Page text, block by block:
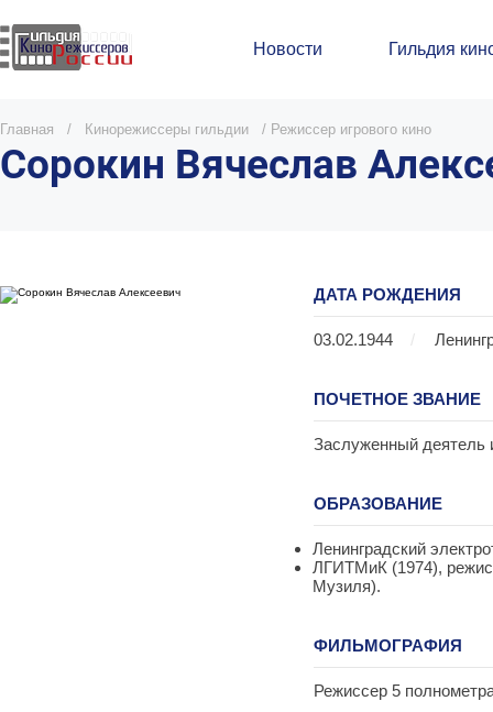
Новости Гильдия
Главная / Кинорежиссеры гильдии / Режиссер игрового кино
Сорокин Вячеслав
ДАТА РОЖДЕНИЯ
03.02.1944 /
ПОЧЕТНОЕ ЗВАНИЕ
Заслуженный деятель
ОБРАЗОВАНИЕ
Ленинградский
ЛГИТМиК (1974),
Музиля).
ФИЛЬМОГРАФИЯ
Режиссер 5